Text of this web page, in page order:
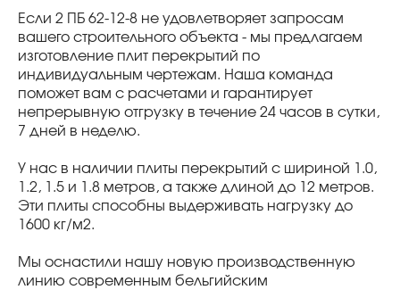
Если 2 ПБ 62-12-8 не удовлетворяет запросам
вашего строительного объекта - мы предлагаем
изготовление плит перекрытий по
индивидуальным чертежам. Наша команда
поможет вам с расчетами и гарантирует
непрерывную отгрузку в течение 24 часов в сутки,
7 дней в неделю.
У нас в наличии плиты перекрытий с шириной 1.0,
1.2, 1.5 и 1.8 метров, а также длиной до 12 метров.
Эти плиты способны выдерживать нагрузку до
1600 кг/м2.
Мы оснастили нашу новую производственную
линию современным бельгийским